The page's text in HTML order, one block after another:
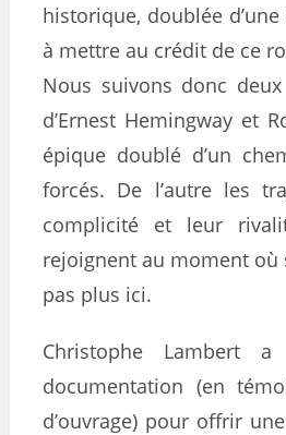
historique, doublée
à mettre au crédit de ce
Nous suivons donc
d’Ernest Hemingway et
épique doublé d’un
forcés. De l’autre les
complicité et leur
rejoignent au moment où
pas plus ici.
Christophe Lambert
documentation (en
d’ouvrage) pour offrir